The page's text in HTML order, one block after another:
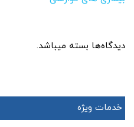
دیدگاه‌ها بسته میباشد.
خدمات ویژه